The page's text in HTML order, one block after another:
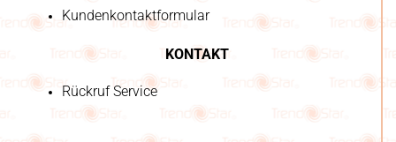
Kundenkontaktformular
KONTAKT
Rückruf Service